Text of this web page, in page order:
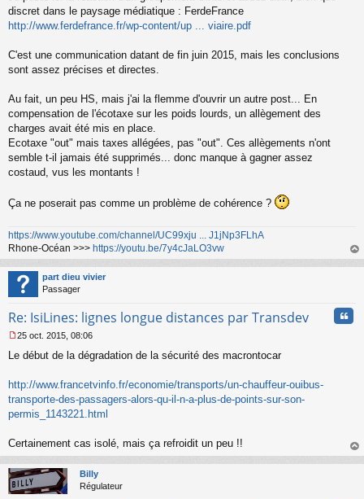
s
s
a
e
n
u
discret dans le paysage médiatique : FerdeFrance
http://www.ferdefrance.fr/wp-content/up ... viaire.pdf
C'est une communication datant de fin juin 2015, mais les conclusions
sont assez précises et directes.
Au fait, un peu HS, mais j'ai la flemme d'ouvrir un autre post... En
compensation de l'écotaxe sur les poids lourds, un allègement des
charges avait été mis en place.
Ecotaxe "out" mais taxes allégées, pas "out". Ces allègements n'ont
semble t-il jamais été supprimés... donc manque à gagner assez
costaud, vus les montants !
Ça ne poserait pas comme un problème de cohérence ?
https://www.youtube.com/channel/UC99xju ... J1jNp3FLhA
Rhone-Océan >>> https://youtu.be/7y4cJaLO3vw
au
part dieu vivier
Passager
Re: IsiLines: lignes longue distances par Transdev
e
s
a
g
e
o
n
l
u
25 oct. 2015, 08:06
Le début de la dégradation de la sécurité des macrontocar
http://www.francetvinfo.fr/economie/transports/un-chauffeur-ouibus-
transporte-des-passagers-alors-qu-il-n-a-plus-de-points-sur-son-
permis_1143221.html
Certainement cas isolé, mais ça refroidit un peu !!
au
Billy
Régulateur